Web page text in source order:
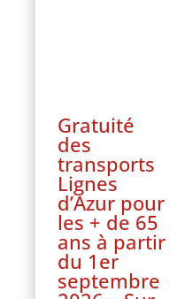
Gratuité
des
transports
Lignes
d’Azur pour
les + de 65
ans à partir
du 1er
septembre